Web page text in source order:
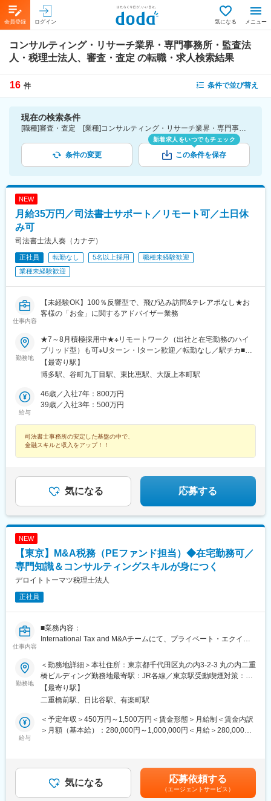
会員登録 ログイン 気になる メニュー
コンサルティング・リサーチ業界・専門事務所・監査法
人・税理士法人、審査・査定 の転職・求人検索結果
16 件 条件で並び替え
現在の検索条件
[職種]審査・査定 [業種]コンサルティング・リサーチ業界・専門事務所・監査法人・税理士法人
条件の変更
新着求人をいつでもチェック
この条件を保存
NEW
月給35万円／司法書士サポート／リモート可／土日休
み可
司法書士法人奏（カナデ）
正社員 転勤なし 5名以上採用
職種未経験歓迎
業種未経験歓迎
仕事内容
【未経験OK】100％反響型で、飛び込み訪問&テレアポなし★お
客様の「お金」に関するアドバイザー業務
勤務地
★7～8月積極採用中★※リモートワーク（出社と在宅勤務のハイ
ブリッド型）も可※Uターン・Iターン歓迎／転勤なし／駅チカ■本
店福岡県福岡市博多区博多駅東2丁目2番2号 博多東ハニービル2階
└各線『博多駅』徒歩2分■大阪支店大阪府大阪市中央区谷町九丁
徒歩1分（4番エレベーター出口）└近鉄奈良線『大阪上本町駅』
徒歩4分＃受動喫煙防止対策：屋内全面禁煙
【最寄り駅】
博多駅、谷町九丁目駅、東比恵駅、大阪上本町駅
給与
46歳／入社7年：800万円
39歳／入社3年：500万円
司法書士事務所の安定した基盤の中で、
金融スキルと収入をアップ！！
気になる 応募する
NEW
【東京】M&A税務（PEファンド担当）◆在宅勤務可／
専門知識＆コンサルティングスキルが身につく
デロイトトーマツ税理士法人
正社員
仕事内容
■業務内容：
International Tax and M&Aチームにて、プライベート・エクイテ
アップ、売却という一連のライフサイクルに関連して、ＰＥファ
ンドやその投資先に対する、以下のような業務を行っていただく
ことを想定しております。
1）税務デューデリジェンス：買収や売却の対象となる会社の過去
の潜在的な租税債務・リスクや改善機会等の調査・分析・対応策
の助言及び提案
2）税務ストラクチャー：下記を含む各種事項に関する税務上の論
2.資金調達：ファンド組成、買収目的会社組成、共同投資家から
の資金調達、LBOローン返済手法や支払利子の買収対象事業所得
勤務地
＜勤務地詳細＞本社住所：東京都千代田区丸の内3-2-3 丸の内二重
橋ビルディング勤務地最寄駅：JR各線／東京駅受動喫煙対策：屋
内喫煙可能場所あり変更の範囲：会社の定める事業所（リモート
ワーク含む）
【最寄り駅】
二重橋前駅、日比谷駅、有楽町駅
給与
＜予定年収＞450万円～1,500万円＜賃金形態＞月給制＜賃金内訳
＞月額（基本給）：280,000円～1,000,000円＜月給＞280,000円
1回賃金はあくまでも目安の金額であり、選考を通じて上下する可
能性があります。月給(月額)は固定手当を含めた表記です。
気になる 応募依頼する
（エージェントサービス）